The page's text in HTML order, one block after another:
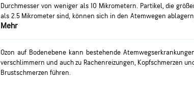
Durchmesser von weniger als 10 Mikrometern. Partikel, die
als 2.5 Mikrometer sind, können sich in den Atemwegen
was zu gesundheitlichen Problemen führt. Exposition kann zu
Exposition kann ernstere gesundheitliche Auswirkungen haben.
Mehr
Ozon auf Bodenebene kann bestehende
verschlimmern und auch zu Rachenreizungen, Kopfschmerzen
Brustschmerzen führen.